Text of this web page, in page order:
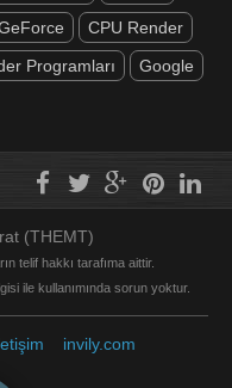
CPU Render
Programları
Google
(THEMT)
telif hakkı tarafıma aittir.
ile kullanımında sorun yoktur.
invily.com